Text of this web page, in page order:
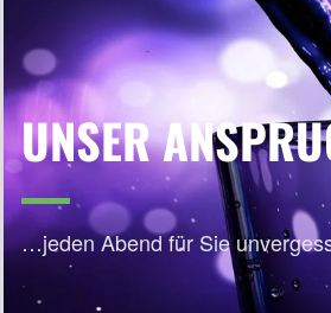
UNSER
…jeden Abend für Sie